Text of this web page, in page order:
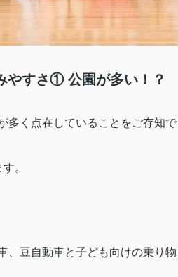
やすさ① 公園が多い！？
多く点在していることをご存知で
。
、豆自動車と子ども向けの乗り